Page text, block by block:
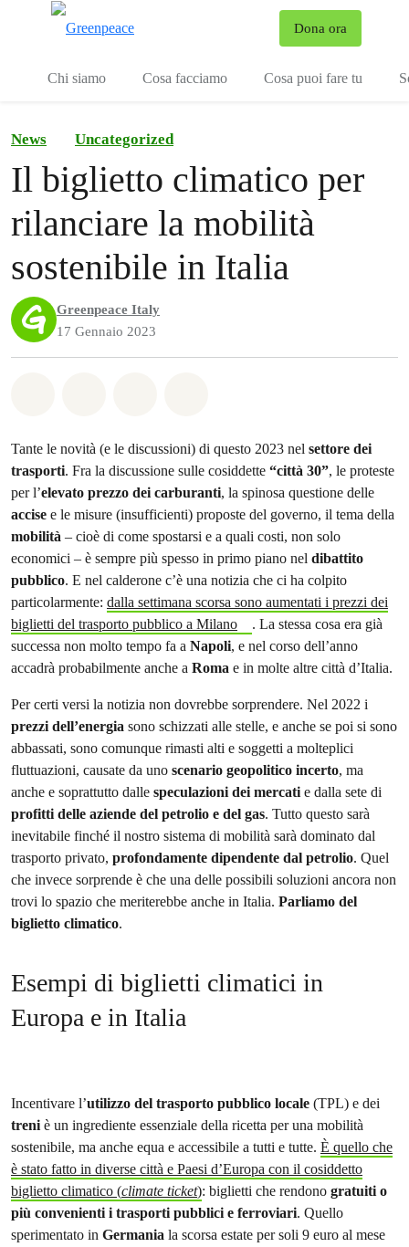
Dona ora
Chi siamo Cosa facciamo Cosa puoi fare tu
News Uncategorized
Il biglietto climatico per
rilanciare la mobilità
sostenibile in Italia
Greenpeace Italy
17 Gennaio 2023
Tante le novità (e le discussioni) di questo 2023 nel settore dei
trasporti. Fra la discussione sulle cosiddette “città 30”, le proteste
per l’elevato prezzo dei carburanti, la spinosa questione delle
accise e le misure (insufficienti) proposte del governo, il tema della
mobilità – cioè di come spostarsi e a quali costi, non solo
economici – è sempre più spesso in primo piano nel dibattito
pubblico. E nel calderone c’è una notizia che ci ha colpito
particolarmente: dalla settimana scorsa sono aumentati i prezzi dei
biglietti del trasporto pubblico a Milano
. La stessa cosa era già
successa non molto tempo fa a Napoli, e nel corso dell’anno
accadrà probabilmente anche a Roma e in molte altre città d’Italia.
Per certi versi la notizia non dovrebbe sorprendere. Nel 2022 i
prezzi dell’energia sono schizzati alle stelle, e anche se poi si sono
abbassati, sono comunque rimasti alti e soggetti a molteplici
fluttuazioni, causate da uno scenario geopolitico incerto, ma
anche e soprattutto dalle speculazioni dei mercatie dalla sete di
profitti delle aziende del petrolio e del gas. Tutto questo sarà
inevitabile finché il nostro sistema di mobilità sarà dominato dal
trasporto privato, profondamente dipendente dal petrolio. Quel
che invece sorprende è che una delle possibili soluzioni ancora non
trovi lo spazio che meriterebbe anche in Italia. Parliamo del
biglietto climatico.
Esempi di biglietti climatici in
Europa e in Italia
Incentivare l’utilizzo del trasporto pubblico locale (TPL) e dei
treniè un ingrediente essenziale della ricetta per una mobilità
sostenibile, ma anche equa e accessibile a tutti e tutte. È quello che
è stato fatto in diverse città e Paesi d’Europa con il cosiddetto
biglietto climatico (climate ticket): biglietti che rendono gratuiti o
più convenienti i trasporti pubblici e ferroviari. Quello
sperimentato in Germania la scorsa estate per soli 9 euro al mese